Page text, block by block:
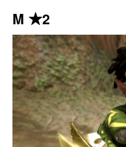
M ★2